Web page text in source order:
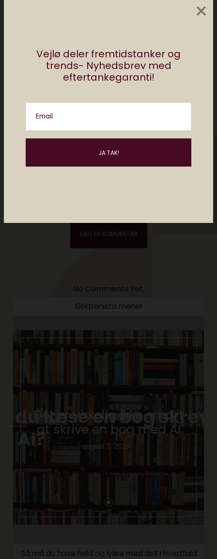
Vejlø deler fremtidstanker og
trends- Nyhedsbrev med
eftertankegaranti!
Email
×
No Comments Yet.
Elektronista mener
Det er virkelig ikke smart
at skrive en bog med AI
august 3, 2026
Så må du have held og lykke med det i hvertfald